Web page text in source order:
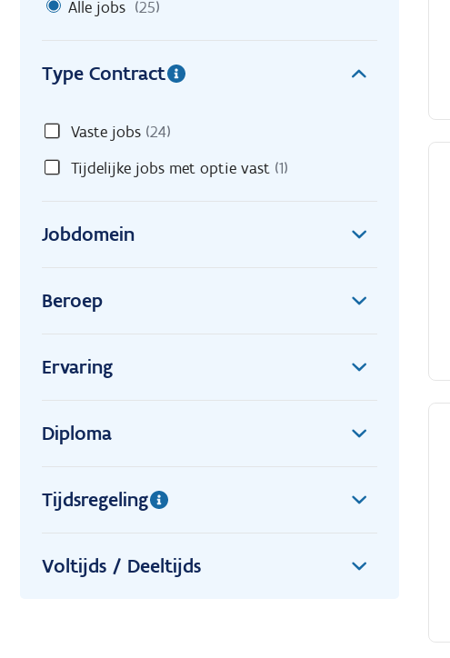
Alle jobs (25)
Type Contract
Vaste jobs (24)
Tijdelijke jobs met optie vast (1)
Jobdomein
Beroep
Ervaring
Diploma
Tijdsregeling
Voltijds / Deeltijds